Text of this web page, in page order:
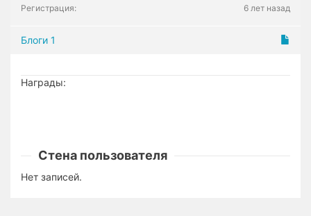
Регистрация:
6 лет назад
Блоги 1
Награды:
Стена пользователя
Нет записей.